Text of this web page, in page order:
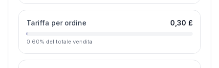
Tariffa per ordine 0,30 £
0.60% del totale vendita